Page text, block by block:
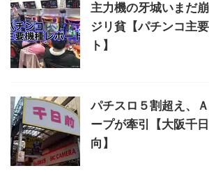
主力機の牙城いまだ
ジリ貧【パチンコ主
ト】
パチスロ５割超え、
ープが牽引【大阪千
向】